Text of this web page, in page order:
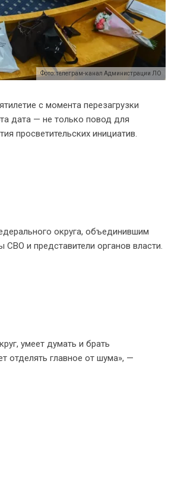
Фото: телеграм-канал Администрации ЛО
с момента перезагрузки
дата — не только повод для
просветительских инициатив.
округа, объединившим
и представители органов власти.
умеет думать и брать
отделять главное от шума», —